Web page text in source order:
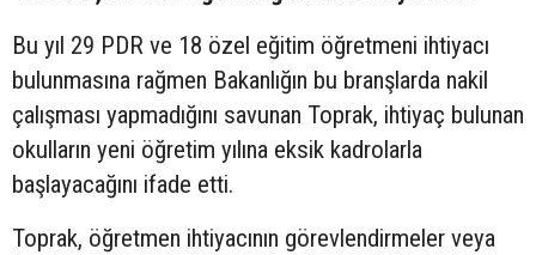
Bu yıl 29 PDR ve 18 özel eğitim öğretmeni ihtiyacı
bulunmasına rağmen Bakanlığın bu branşlarda nakil
çalışması yapmadığını savunan Toprak, ihtiyaç bulunan
okulların yeni öğretim yılına eksik kadrolarla
başlayacağını ifade etti.
Toprak, öğretmen ihtiyacının görevlendirmeler veya